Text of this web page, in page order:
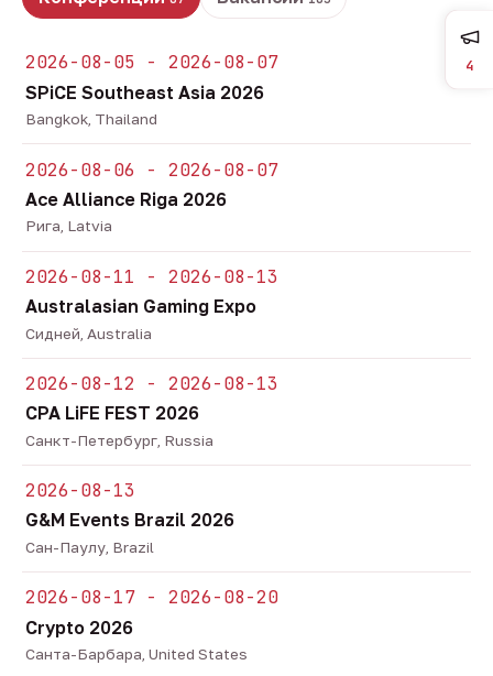
2026-08-05 - 2026-08-07
SPiCE Southeast Asia 2026
Bangkok, Thailand
2026-08-06 - 2026-08-07
Ace Alliance Riga 2026
Рига, Latvia
2026-08-11 - 2026-08-13
Australasian Gaming Expo
Сидней, Australia
2026-08-12 - 2026-08-13
CPA LiFE FEST 2026
Санкт-Петербург, Russia
2026-08-13
G&M Events Brazil 2026
Сан-Паулу, Brazil
2026-08-17 - 2026-08-20
Crypto 2026
Санта-Барбара, United States
4